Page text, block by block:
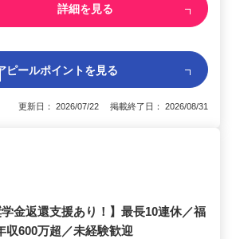
詳細を見る
ピールポイントを見る
更新日： 2026/07/22 掲載終了日： 2026/08/31
学金返還支援あり！】最長10連休／福
収600万超／未経験歓迎